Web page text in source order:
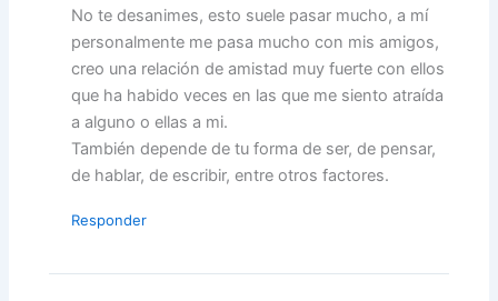
No te desanimes, esto suele pasar mucho, a mí
personalmente me pasa mucho con mis amigos,
creo una relación de amistad muy fuerte con ellos
que ha habido veces en las que me siento atraída
a alguno o ellas a mi.
También depende de tu forma de ser, de pensar,
de hablar, de escribir, entre otros factores.
Responder